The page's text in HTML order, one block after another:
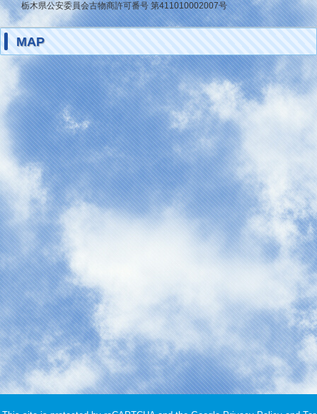
栃木県公安委員会古物商許可番号 第411010002007号
MAP